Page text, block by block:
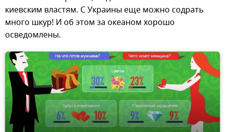
киевским властям. С Украины еще можно содрать
много шкур! И об этом за океаном хорошо
осведомлены.